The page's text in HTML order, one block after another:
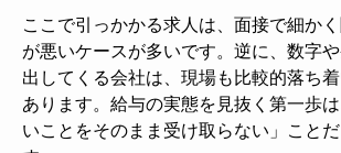
ここで引っかかる求人は、面接で細か
が悪いケースが多いです。逆に、数字
出してくる会社は、現場も比較的落ち
あります。給与の実態を見抜く第一歩
いことをそのまま受け取らない」こと